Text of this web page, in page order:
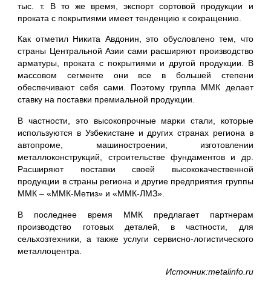
тыс. т. В то же время, экспорт сортовой продукции и
проката с покрытиями имеет тенденцию к сокращению.
Как отметил Никита Авдонин, это обусловлено тем, что
страны Центральной Азии сами расширяют производство
арматуры, проката с покрытиями и другой продукции. В
массовом сегменте они все в большей степени
обеспечивают себя сами. Поэтому группа ММК делает
ставку на поставки премиальной продукции.
В частности, это высокопрочные марки стали, которые
используются в Узбекистане и других странах региона в
автопроме, машиностроении, изготовлении
металлоконструкций, строительстве фундаментов и др.
Расширяют поставки своей высококачественной
продукции в страны региона и другие предприятия группы
ММК – «ММК-Метиз» и «ММК-ЛМЗ».
В последнее время ММК предлагает партнерам
производство готовых деталей, в частности, для
сельхозтехники, а также услуги сервисно-логистического
металлоцентра.
Источник:metalinfo.ru